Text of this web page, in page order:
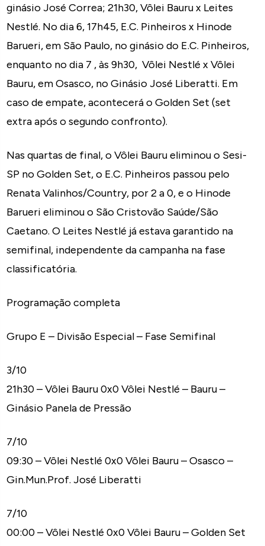
ginásio José Correa; 21h30, Vôlei Bauru x Leites
Nestlé. No dia 6, 17h45, E.C. Pinheiros x Hinode
Barueri, em São Paulo, no ginásio do E.C. Pinheiros,
enquanto no dia 7 , às 9h30, Vôlei Nestlé x Vôlei
Bauru, em Osasco, no Ginásio José Liberatti. Em
caso de empate, acontecerá o Golden Set (set
extra após o segundo confronto).
Nas quartas de final, o Vôlei Bauru eliminou o Sesi-
SP no Golden Set, o E.C. Pinheiros passou pelo
Renata Valinhos/Country, por 2 a 0, e o Hinode
Barueri eliminou o São Cristovão Saúde/São
Caetano. O Leites Nestlé já estava garantido na
semifinal, independente da campanha na fase
classificatória.
Programação completa
Grupo E – Divisão Especial – Fase Semifinal
3/10
21h30 – Vôlei Bauru 0x0 Vôlei Nestlé – Bauru –
Ginásio Panela de Pressão
7/10
09:30 – Vôlei Nestlé 0x0 Vôlei Bauru – Osasco –
Gin.Mun.Prof. José Liberatti
7/10
00:00 – Vôlei Nestlé 0x0 Vôlei Bauru – Golden Set